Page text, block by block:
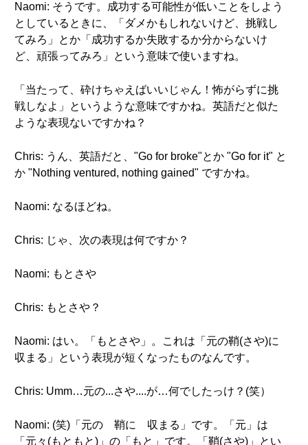
Naomi: そうです。成功する可能性が低いことをしよう
としているときに、「ダメかもしれないけど、挑戦し
てみろ」とか「成功するか失敗するか分からないけ
ど、頑張ってみろ」という意味で使いますね。
「当たって、砕けちゃえばいいじゃん！怖がらずに挑
戦しなよ」というような意味ですかね。英語だと似た
ような表現ないですかね？
Chris: うん、英語だと、"Go for broke"とか "Go for it" と
か "Nothing ventured, nothing gained" ですかね。
Naomi: なるほどね。
Chris: じゃ、次の表現は何ですか？
Naomi: もとさや
Chris: もとさや？
Naomi: はい。「もとさや」。これは「元の鞘(さや)に
収まる」という表現が短くなったものなんです。
Chris: Umm…元の...さや....が…何でしたっけ？(笑）
Naomi: (笑)「元の 鞘に 収まる」です。「元」は
「元々(もともと)」の「もと」です。「鞘(さや)」とい